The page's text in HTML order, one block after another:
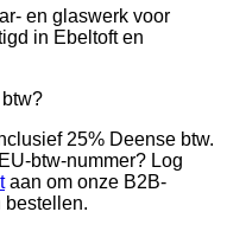
en glaswerk voor
in Ebeltoft en
25% Deense btw.
btw-nummer? Log
aan om onze B2B-
bestellen.